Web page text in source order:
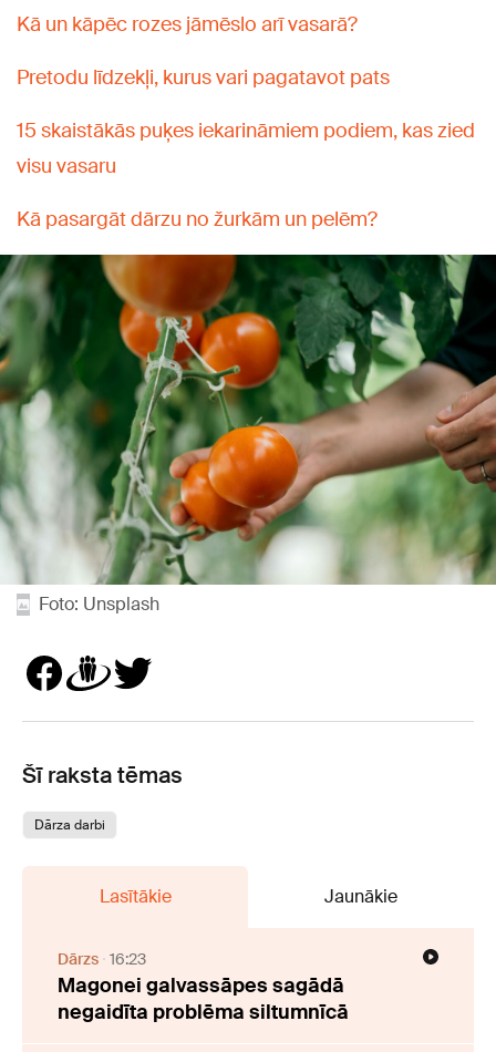
Kā un kāpēc rozes jāmēslo arī vasarā?
Pretodu līdzekļi, kurus vari pagatavot pats
15 skaistākās puķes iekarināmiem podiem, kas zied
visu vasaru
Kā pasargāt dārzu no žurkām un pelēm?
Foto: Unsplash
Šī raksta tēmas
Dārza darbi
Lasītākie Jaunākie
Dārzs 16:23
Magonei galvassāpes sagādā
negaidīta problēma siltumnīcā